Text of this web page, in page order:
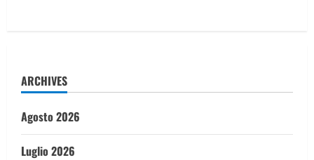
ARCHIVES
Agosto 2026
Luglio 2026